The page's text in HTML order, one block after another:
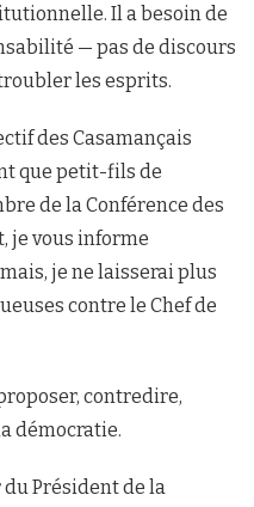
Il a besoin de
— pas de discours
les esprits.
des Casamançais
que petit-fils de
de la Conférence des
je vous informe
je ne laisserai plus
contre le Chef de
contredire,
démocratie.
du Président de la